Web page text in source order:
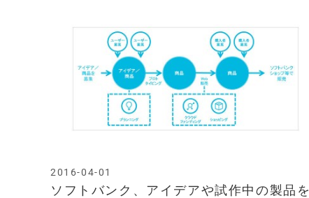
ソフトバンク、アイデアや試作中の製品を
2016-04-01